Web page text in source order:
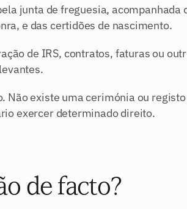
junta de freguesia, acompanhada
e das certidões de nascimento.
de IRS, contratos, faturas ou
Não existe uma cerimónia ou
exercer determinado direito.
de facto?